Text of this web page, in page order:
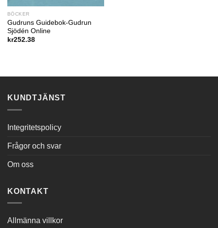
BÖCKER
Gudruns Guidebok-Gudrun
Sjödén Online
kr252.38
KUNDTJÄNST
Integritetspolicy
Frågor och svar
Om oss
KONTAKT
Allmänna villkor